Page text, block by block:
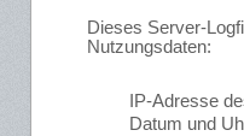
Dieses Server-
Nutzungsdaten:
IP-Adresse
Datum und